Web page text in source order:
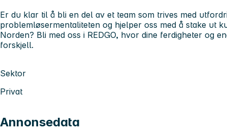
Er du klar til å bli en del av et team som trives med
problemløsermentaliteten og hjelper oss med å stake ut
Norden? Bli med oss i REDGO, hvor dine ferdigheter og
forskjell.
Sektor
Privat
Annonsedata